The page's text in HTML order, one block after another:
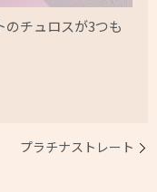
チュロスが3つも
プラチナストレート